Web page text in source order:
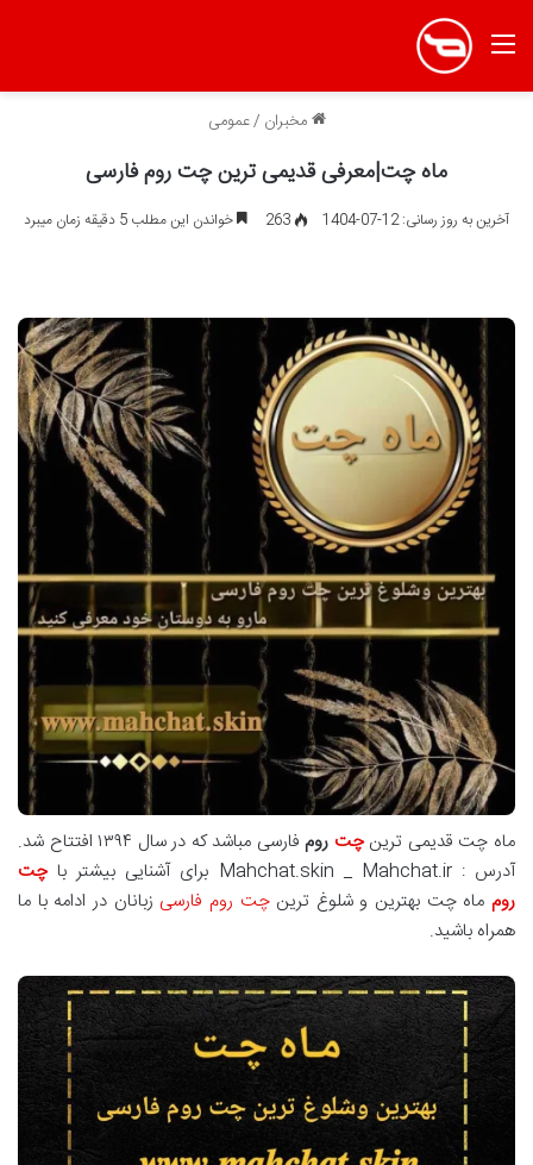
منو
مخبران /عمومی
ماه چت|معرفی قدیمی ترین چت روم فارسی
آخرین به روز رسانی: 12-07-1404 263 خواندن این مطلب 5 دقیقه زمان میبرد
ماه چت قدیمی ترینچت روم
فارسی مباشد که در سال ۱۳۹۴ افتتاح شد.
آدرس : Mahchat.skin _ Mahchat.ir برای آشنایی بیشتر با
چت
روم ماه چت بهترین و شلوغ ترینچت روم فارسی زبانان در ادامه با ما
همراه باشید.